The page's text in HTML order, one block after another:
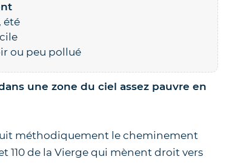
, été
ou peu pollué
une zone du ciel assez pauvre en
méthodiquement le cheminement
110 de la Vierge qui mènent droit vers
Les Soleils noirs de 2026 et
2027 – Le guide des
éclipses des 12 août 2026 et